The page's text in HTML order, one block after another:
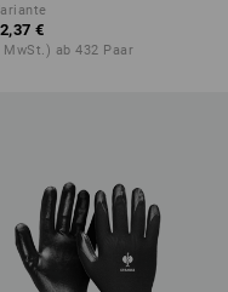
2,37 €
MwSt.) ab 432 Paar